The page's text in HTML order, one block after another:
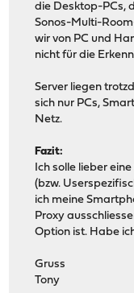
die Desktop-PCs,
Sonos-Multi-
wir von PC und
nicht für die
Server liegen
sich nur PCs,
Netz.
Fazit:
Ich solle lieber
(bzw.
ich meine
Proxy
Option ist. Habe
Gruss
Tony